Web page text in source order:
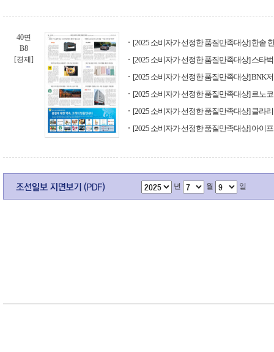
40면
B8
[경제]
[2025 소비자가 선정한 품질만족대상] 한솥
[2025 소비자가 선정한 품질만족대상] 스타
[2025 소비자가 선정한 품질만족대상] BNK
[2025 소비자가 선정한 품질만족대상] 르노
[2025 소비자가 선정한 품질만족대상] 클라
[2025 소비자가 선정한 품질만족대상] 아이
년 월 일